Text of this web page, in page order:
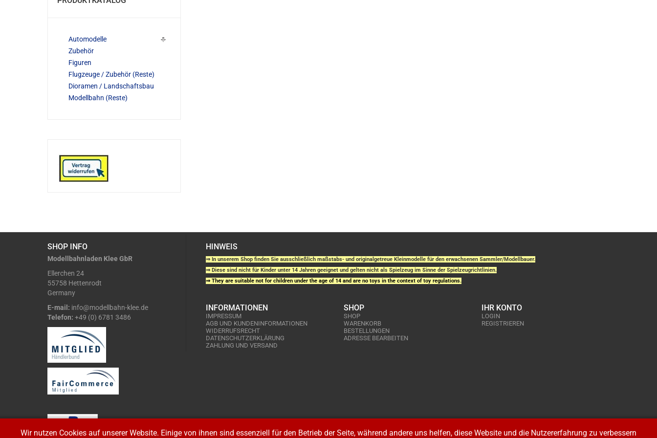
Automodelle
Zubehör
Figuren
Flugzeuge / Zubehör (Reste)
Dioramen / Landschaftsbau
Modellbahn (Reste)
SHOP INFO
Modellbahnladen Klee GbR
Ellerchen 24
55758 Hettenrodt
Germany
E-mail: info@modellbahn-klee.de
Telefon: +49 (0) 6781 3486
HINWEIS
⇒ In unserem Shop finden Sie ausschließlich maßstabs- und originalgetreue Kleinmodelle für den erwachsenen Sammler/Modellbauer.
⇒ Diese sind nicht für Kinder unter 14 Jahren geeignet und gelten nicht als Spielzeug im Sinne der Spielzeugrichtlinien.
⇒ They are suitable not for children under the age of 14 and are no toys in the context of toy regulations.
INFORMATIONEN
IMPRESSUM
AGB UND KUNDENINFORMATIONEN
WIDERRUFSRECHT
DATENSCHUTZERKLÄRUNG
ZAHLUNG UND VERSAND
SHOP
SHOP
WARENKORB
BESTELLUNGEN
ADRESSE BEARBEITEN
IHR KONTO
LOGIN
REGISTRIEREN
Wir nutzen Cookies auf unserer Website. Einige von ihnen sind essenziell für den Betrieb der Seite, während andere uns helfen, diese Website und die Nutzererfahrung zu verbessern